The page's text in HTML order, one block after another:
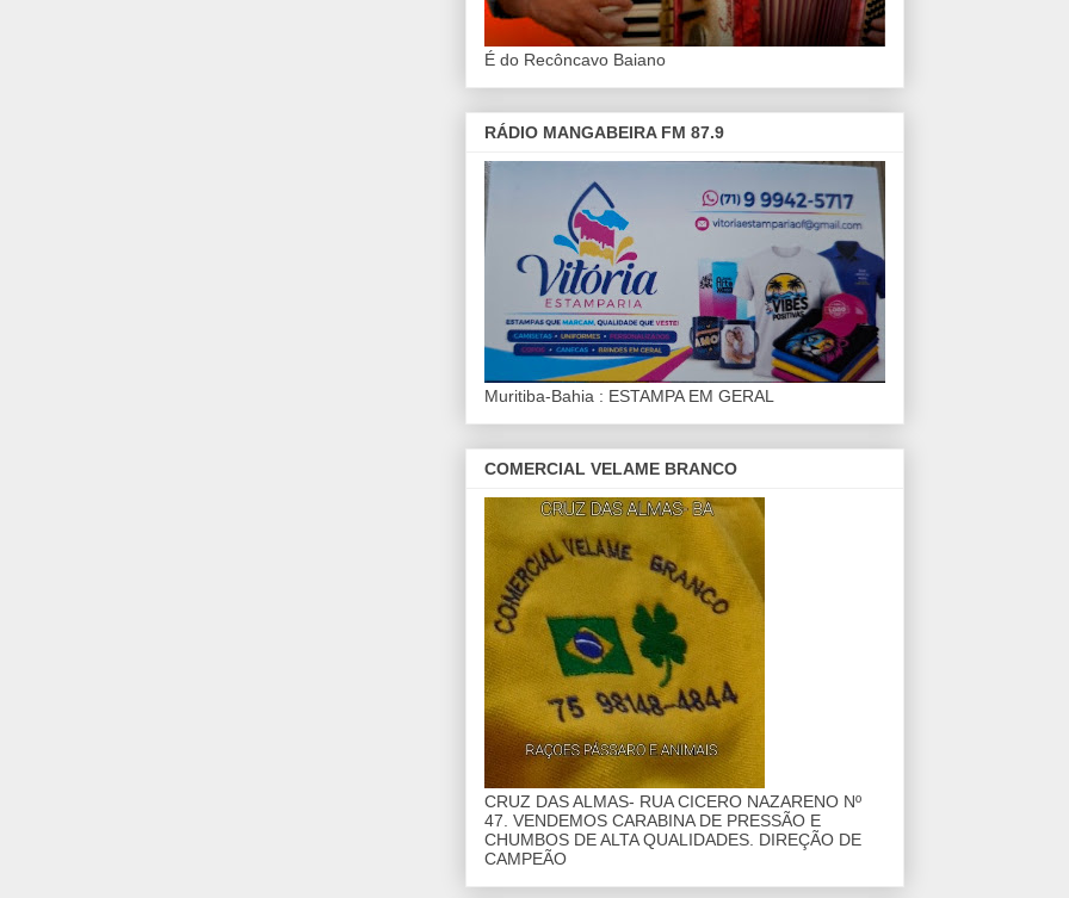
É do Recôncavo Baiano
RÁDIO MANGABEIRA FM 87.9
Muritiba-Bahia : ESTAMPA EM GERAL
COMERCIAL VELAME BRANCO
CRUZ DAS ALMAS- RUA CICERO NAZARENO Nº
47. VENDEMOS CARABINA DE PRESSÃO E
CHUMBOS DE ALTA QUALIDADES. DIREÇÃO DE
CAMPEÃO